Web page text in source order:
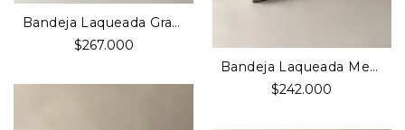
Bandeja Laqueada Grande Visón
$267.000
Bandeja Laqueada Media Visón
$242.000